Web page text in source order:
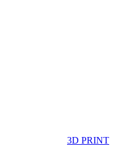
3D PRINT